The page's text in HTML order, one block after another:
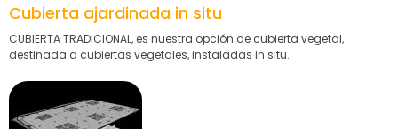
Cubierta ajardinada in situ
CUBIERTA TRADICIONAL, es nuestra opción de cubierta vegetal,
destinada a cubiertas vegetales, instaladas in situ.